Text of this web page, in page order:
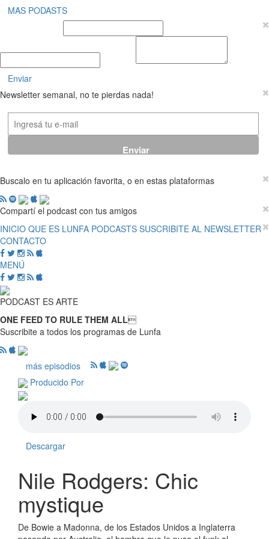
MAS PODASTS
Enviar
Newsletter semanal, no te pierdas nada!
Buscalo en tu aplicación favorita, o en estas plataformas
Compartí el podcast con tus amigos
INICIO QUE ES LUNFA PODCASTS SUSCRIBITE AL NEWSLETTER
CONTACTO
MENÚ
PODCAST ES ARTE
ONE FEED TO RULE THEM ALL
Suscribite a todos los programas de Lunfa
más episodios
Producido Por
Descargar
Nile Rodgers: Chic
mystique
De Bowie a Madonna, de los Estados Unidos a Inglaterra